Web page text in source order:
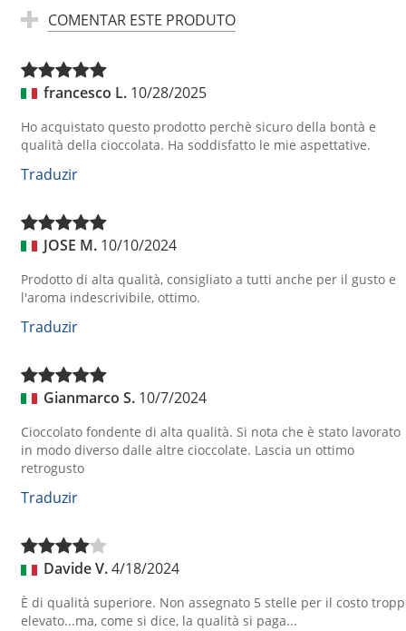
COMENTAR ESTE PRODUTO
francesco L. 10/28/2025
Ho acquistato questo prodotto perchè sicuro della bontà e
qualità della cioccolata. Ha soddisfatto le mie aspettative.
Traduzir
JOSE M. 10/10/2024
Prodotto di alta qualità, consigliato a tutti anche per il gusto e
l'aroma indescrivibile, ottimo.
Traduzir
Gianmarco S. 10/7/2024
Cioccolato fondente di alta qualità. Si nota che è stato lavorato
in modo diverso dalle altre cioccolate. Lascia un ottimo
retrogusto
Traduzir
Davide V.4/18/2024
È di qualità superiore. Non assegnato 5 stelle per il costo
elevato...ma, come si dice, la qualità si paga...